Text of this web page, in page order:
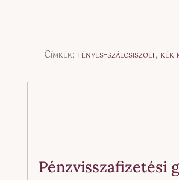
Címkék: fényes-szálcsiszolt, kék
Pénzvisszafizetési